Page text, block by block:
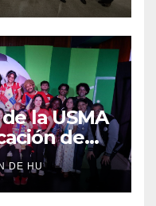
la USMA
de
su 43
DE HU